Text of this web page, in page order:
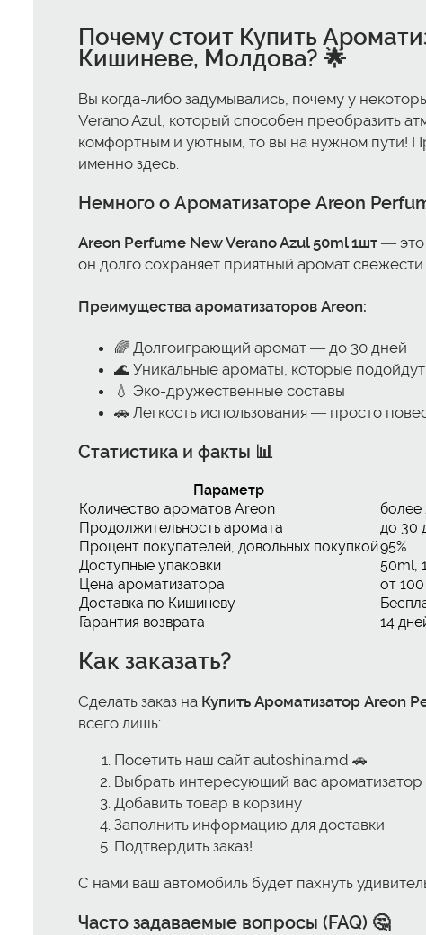
Почему стоит Купить
Кишиневе, Молдова? 🌟
Вы когда-либо задумывались, почему у
Verano Azul, который способен преобразить
комфортным и уютным, то вы на нужном пути!
именно здесь.
Немного о Ароматизаторе Areon
Areon Perfume New Verano Azul 50ml 1шт — это
он долго сохраняет приятный аромат свежести
Преимущества ароматизаторов Areon:
🌈 Долгоиграющий аромат — до 30 дней
🌊 Уникальные ароматы, которые
💧 Эко-дружественные составы
🚗 Легкость использования — просто
Статистика и факты 📊
Параметр
Количество ароматов Areon
более
Продолжительность аромата
до 30
Процент покупателей, довольных покупкой95%
Доступные упаковки
50ml,
Цена ароматизатора
от
Доставка по Кишиневу
Гарантия возврата
14
Как заказать?
Сделать заказ на Купить Ароматизатор Areon
всего лишь:
Посетить наш сайт autoshina.md 🚗
Выбрать интересующий вас ароматизатор
Добавить товар в корзину
Заполнить информацию для доставки
Подтвердить заказ!
С нами ваш автомобиль будет пахнуть
Часто задаваемые вопросы (FAQ) 🤔